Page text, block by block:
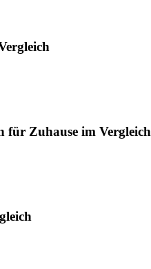
für Zuhause im Vergleich